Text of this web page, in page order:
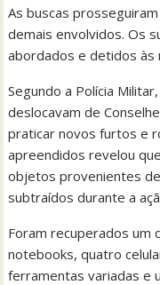
As buscas
demais envolvidos. Os
abordados e detidos às
Segundo a Polícia
deslocavam de
praticar novos furtos e
apreendidos revelou
objetos provenientes
subtraídos durante a
Foram recuperados um
notebooks, quatro
ferramentas variadas e